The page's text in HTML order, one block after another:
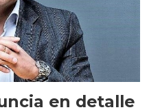
en detalle